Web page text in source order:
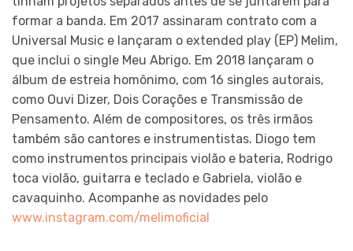
formar a banda. Em 2017 assinaram contrato com a
Universal Music e lançaram o extended play (EP) Melim,
que inclui o single Meu Abrigo. Em 2018 lançaram o
álbum de estreia homônimo, com 16 singles autorais,
como Ouvi Dizer, Dois Corações e Transmissão de
Pensamento. Além de compositores, os três irmãos
também são cantores e instrumentistas. Diogo tem
como instrumentos principais violão e bateria, Rodrigo
toca violão, guitarra e teclado e Gabriela, violão e
cavaquinho. Acompanhe as novidades pelo
www.instagram.com/melimoficial